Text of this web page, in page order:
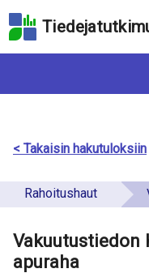
hakukenttään
< Takaisin hakutuloksiin
Rahoitushaut
Vakuutustiedon
apuraha